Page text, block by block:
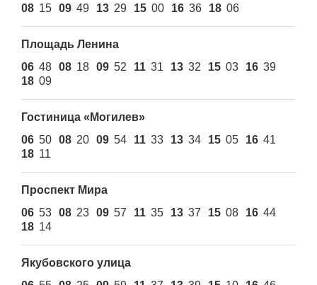
08 15 09 49 13 29 15 00 16 36 18 06
Площадь Ленина
06 48 08 18 09 52 11 31 13 32 15 03 16 39
18 09
Гостиница «Могилев»
06 50 08 20 09 54 11 33 13 34 15 05 16 41
18 11
Проспект Мира
06 53 08 23 09 57 11 35 13 37 15 08 16 44
18 14
Якубовского улица